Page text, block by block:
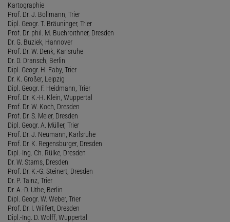
Kartographie
Prof. Dr. J. Bollmann, Trier
Dipl. Geogr. T. Bräuninger, Trier
Prof. Dr. phil. M. Buchroithner, Dresden
Dr. G. Buziek, Hannover
Prof. Dr. W. Denk, Karlsruhe
Dr. D. Dransch, Berlin
Dipl. Geogr. H. Faby, Trier
Dr. K. Großer, Leipzig
Dipl. Geogr. F. Heidmann, Trier
Prof. Dr. K.-H. Klein, Wuppertal
Prof. Dr. W. Koch, Dresden
Prof. Dr. S. Meier, Dresden
Dipl. Geogr. A. Müller, Trier
Prof. Dr. J. Neumann, Karlsruhe
Prof. Dr. K. Regensburger, Dresden
Dipl.-Ing. Ch. Rülke, Dresden
Dr. W. Stams, Dresden
Prof. Dr. K.-G. Steinert, Dresden
Dr. P. Tainz, Trier
Dr. A.-D. Uthe, Berlin
Dipl. Geogr. W. Weber, Trier
Prof. Dr. I. Wilfert, Dresden
Dipl.-Ing. D. Wolff, Wuppertal